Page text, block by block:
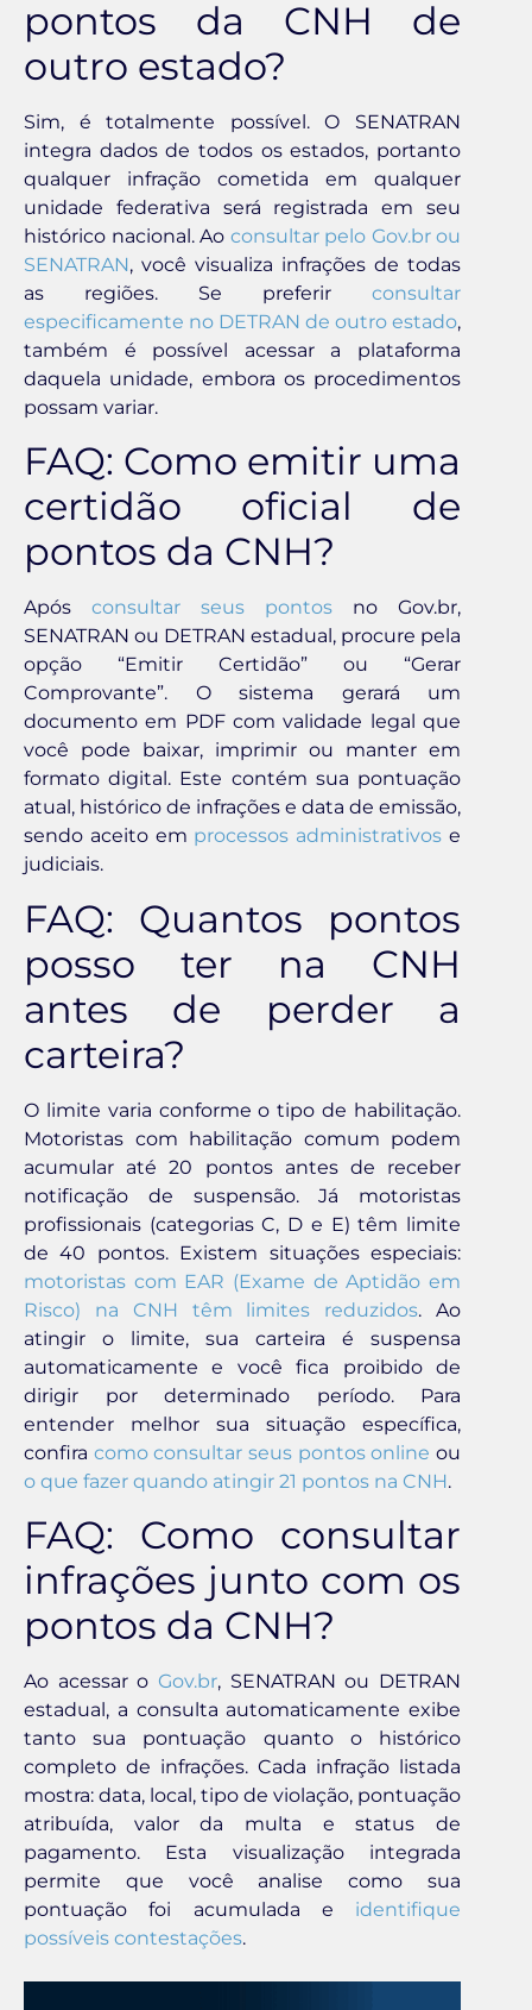
pontos da CNH de
outro estado?
Sim, é totalmente possível. O SENATRAN
integra dados de todos os estados, portanto
qualquer infração cometida em qualquer
unidade federativa será registrada em seu
histórico nacional. Ao consultar pelo Gov.br ou
SENATRAN, você visualiza infrações de todas
as regiões. Se preferir consultar
especificamente no DETRAN de outro estado,
também é possível acessar a plataforma
daquela unidade, embora os procedimentos
possam variar.
FAQ: Como emitir uma
certidão oficial de
pontos da CNH?
Após consultar seus pontos no Gov.br,
SENATRAN ou DETRAN estadual, procure pela
opção “Emitir Certidão” ou “Gerar
Comprovante”. O sistema gerará um
documento em PDF com validade legal que
você pode baixar, imprimir ou manter em
formato digital. Este contém sua pontuação
atual, histórico de infrações e data de emissão,
sendo aceito em processos administrativos e
judiciais.
FAQ: Quantos pontos
posso ter na CNH
antes de perder a
carteira?
O limite varia conforme o tipo de habilitação.
Motoristas com habilitação comum podem
acumular até 20 pontos antes de receber
notificação de suspensão. Já motoristas
profissionais (categorias C, D e E) têm limite
de 40 pontos. Existem situações especiais:
motoristas com EAR (Exame de Aptidão em
Risco) na CNH têm limites reduzidos. Ao
atingir o limite, sua carteira é suspensa
automaticamente e você fica proibido de
dirigir por determinado período. Para
entender melhor sua situação específica,
confira como consultar seus pontos online ou
o que fazer quando atingir 21 pontos na CNH.
FAQ: Como consultar
infrações junto com os
pontos da CNH?
Ao acessar o Gov.br, SENATRAN ou DETRAN
estadual, a consulta automaticamente exibe
tanto sua pontuação quanto o histórico
completo de infrações. Cada infração listada
mostra: data, local, tipo de violação, pontuação
atribuída, valor da multa e status de
pagamento. Esta visualização integrada
permite que você analise como sua
pontuação foi acumulada e identifique
possíveis contestações.